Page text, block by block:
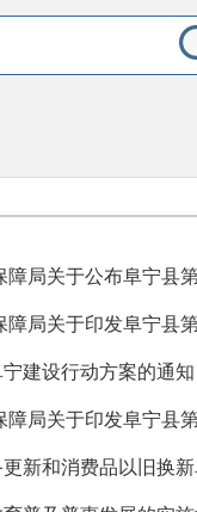
建设行动方案的通知